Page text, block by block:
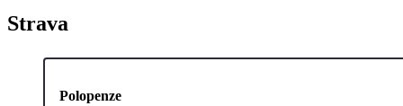
Strava
Polopenze